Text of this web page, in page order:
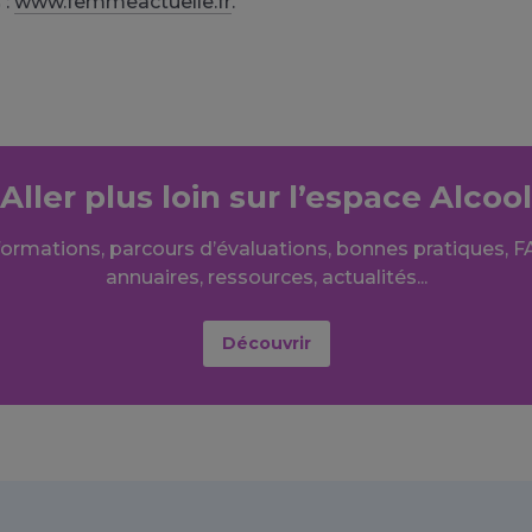
Aller plus loin sur l’espace Alcool
parcours d’évaluations, bonnes pratiques,
annuaires, ressources, actualités...
Découvrir